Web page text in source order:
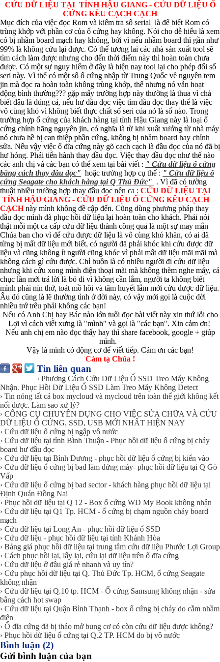
CỨU DỮ LIỆU TẠI TỈNH HẬU GIANG - CỨU DỮ LIỆU Ổ
CỨNG KÊU CẠCH CẠCH
Mục đích của việc đọc Rom và kiểm tra số serial là để biết Rom có
trùng khớp với phần cơ của ổ cứng hay không. Nói cho dễ hiểu là xem
có bị nhầm board mạch hay không, bởi vì nếu nhầm board thì gần như
99% là không cứu lại được. Có thể tương lai các nhà sản xuất tool sẽ
tìm cách làm được nhưng cho đến thời điểm này thì hoàn toàn chưa
được. Có một sự nguy hiểm ở đây là hiện nay tool lại cho phép đổi số
seri này. Vì thế có một số ổ cứng nhập từ Trung Quốc về nguyên tem
jin mà đọc ra hoàn toàn không trùng khớp, thế nhưng nó vẫn hoạt
động bình thường??? gặp mấy trường hợp này thường là thua vì chả
biết đâu là đúng cả, nếu hư đầu đọc việc tìm đầu đọc thay thế là việc
vô cùng khó vì không biết thực chất số seri của nó là số nào. Trong
trường hợp ổ cứng của khách hàng tại tỉnh Hậu Giang này là loại ổ
cứng chính hãng nguyên jin, có nghĩa là từ khi xuất xưởng từ nhà máy
nó chưa hề bị can thiệp phần cứng, không bị nhầm board hay chỉnh
sửa. Nếu vậy việc ổ đĩa cứng này gõ cạch cạch là đầu đọc của nó đã bị
hư hỏng. Phải tiến hành thay đầu đọc. Việc thay đầu đọc như thế nào
các anh chị và các bạn có thể xem tại bài viết : " Cứu dữ liệu ổ cứng
bằng cách thay đầu đọc" hoặc trường hợp cụ thể : " Cứu dữ liệu ổ
cứng Seagate cho khách hàng tại Q Thủ Đức" . Vì đã có tường
thuật nhiều trường hợp thay đầu đọc nên ca : CỨU DỮ LIỆU TẠI
TỈNH HẬU GIANG - CỨU DỮ LIỆU Ổ CỨNG KÊU CẠCH
CẠCHnày mình không đề cập đến. Cũng dùng phương pháp thay
đầu đọc mình đã phục hồi dữ liệu lại hoàn toàn cho khách. Phải nói
thật mỗi một ca cấp cứu dữ liệu thành công quả là một sự may mắn
Chúa ban cho vì để cứu được dữ liệu là vô cùng khó khăn, có ai đã
từng bị mất dữ liệu mới biết, có người đã phải khóc khi cứu được dữ
liệu và cũng không ít người cũng khóc vì phải mất dữ liệu mãi mãi mà
không cách gì cứu được. Chỉ buồn là có nhiều người đi cứu dữ liệu
nhưng khi cứu xong mình điện thoại mãi mà không thèm nghe máy, cả
chục lần mới trả lời là bỏ đi vì không cần lắm, người ta không biết
mình phải nín thở, toát mồ hôi và tâm huyết lắm mới cứu được dữ liệu.
Âu đó cũng là lẽ thường tình ở đời này, có vậy mới gọi là cuộc đời
nhiều trớ trêu phải không các bạn!
Nếu có Anh Chị hay Bác nào lớn tuổi đọc bài viết này xin thứ lỗi cho
Lợi vì cách viết xưng là "mình" và gọi là "các bạn". Xin cảm ơn!
Nếu anh chị em nào đọc thấy hay thì share facebook, google + giúp
mình.
Vậy là mình có động cơ để viết tiếp. Cảm ơn các bạn!
Cảm tạ Chúa !
Tin liên quan
› Phương Cách Cứu Dữ Liệu Ổ SSD Treo Máy Không
Nhận. Phục Hồi Dữ Liệu Ổ SSD Làm Treo Máy Không Detect
› Tin nóng tất cả box mycloud và mycloud trên toàn thế giới không kết
nối được. Làm sao xử lý?
› CÔNG CỤ CHUYÊN DỤNG CHO VIỆC SỬA CHỮA VÀ CỨU
DỮ LIỆU Ổ CỨNG, SSD, USB MỚI NHẤT HIỆN NAY
› Cứu dữ liệu ổ cứng bị ngập vô nước
› Cứu dữ liệu tại tỉnh Bình Thuận - Phục hồi dữ liệu ổ cứng bị cháy
board hư đầu đọc
› Cứu dữ liệu tại Bình Dương - phục hồi dữ liệu ổ cứng bị kiến vào
› Cứu dữ liệu ổ cứng bị bad làm đứng máy- phục hồi dữ liệu tại Q Gò
Vấp
› Cứu dữ liệu ổ cứng bị bad sector - khách hàng phục hồi dữ liệu tại
Định Quán Đồng Nai
› Phục hồi dữ liệu tại Q 12 - Box ổ cứng WD My Book không nhận
› Cứu dữ liệu tại Q1 Tp. HCM - ổ cứng bị chạm nguồn cháy board
mạch
› Cứu dữ liệu tại Long An - phục hồi dữ liệu ổ SSD
› Cứu dữ liệu - phục hồi dữ liệu tại tỉnh Khánh Hòa
› Bảng giá phục hồi dữ liệu tại trung tâm cứu dữ liệu Phước Lợi Group
› Cách phục hồi lại, lấy lại, cứu lại dữ liệu trên ổ đĩa cứng
› Cứu dữ liệu ở đâu giá rẻ nhanh và uy tín?
› Cứu phục hồi dữ liệu tại Q. Thủ Đức Tp. HCM, ổ cứng Seagate
không nhận
› Cứu dữ liệu tại Q.10 tp. HCM - Ổ cứng Samsung không nhận - sửa
bằng cách hot swap
› Cứu dữ liệu tại Quận Bình Thạnh - box ổ cứng bị cháy do cắm nhầm
điện
› Ổ đĩa cứng đã bị tháo mở bung cơ có còn cứu dữ liệu được không?
› Phục hồi dữ liệu ổ cứng tại Q.2 TP. HCM do bị vô nước
Bình luận (2)
Gửi bình luận của bạn